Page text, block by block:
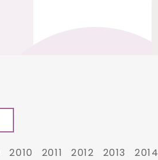
2010 2011 2012 2013 2014